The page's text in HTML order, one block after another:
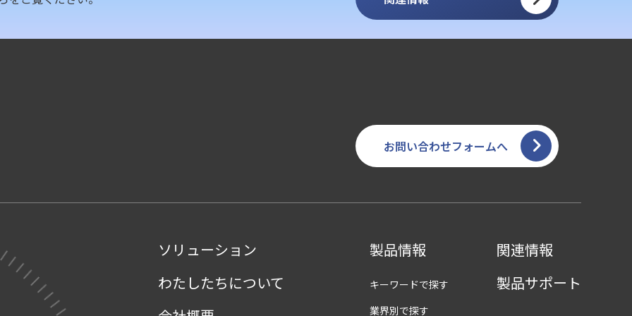
お問い合わせフォームへ
ソリューション
わたしたちについて
製品情報
キーワードで探す
業界別で探す
関連情報
製品サポート